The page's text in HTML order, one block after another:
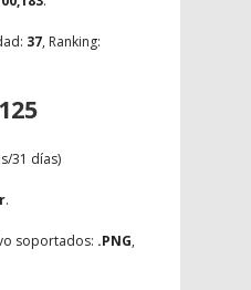
37, Ranking:
31 días)
.
soportados: .PNG,